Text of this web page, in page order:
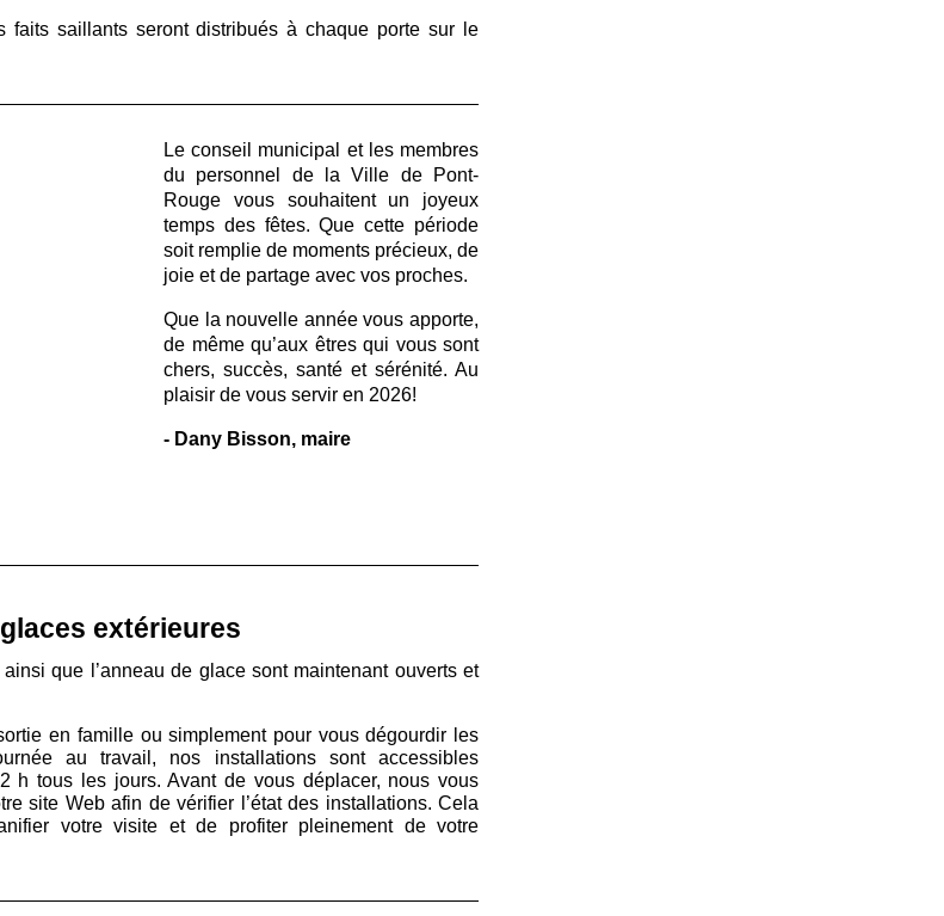
faits saillants seront distribués à chaque porte sur le
Le conseil municipal et les membres
du personnel de la Ville de Pont-
Rouge vous souhaitent un joyeux
temps des fêtes. Que cette période
soit remplie de moments précieux, de
joie et de partage avec vos proches.
Que la nouvelle année vous apporte,
de même qu’aux êtres qui vous sont
chers, succès, santé et sérénité. Au
plaisir de vous servir en 2026!
- Dany Bisson, maire
extérieures
que l’anneau de glace sont maintenant ouverts et
en famille ou simplement pour vous dégourdir les
au travail, nos installations sont accessibles
h tous les jours. Avant de vous déplacer, nous vous
site Web afin de vérifier l’état des installations. Cela
votre visite et de profiter pleinement de votre